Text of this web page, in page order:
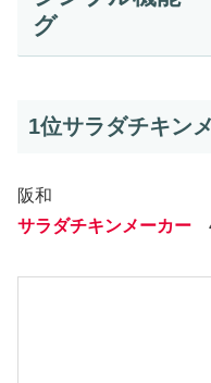
グ
1位サラダチキン
阪和
サラダチキンメーカー